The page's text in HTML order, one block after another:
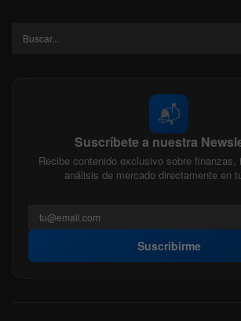
📬
Suscríbete a nuestra
Recibe contenido exclusivo sobre finanzas,
análisis de mercado directamente en
Suscribirme